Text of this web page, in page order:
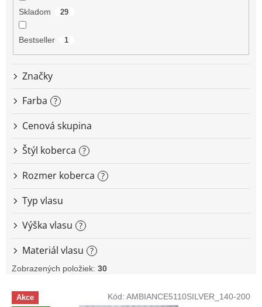
Skladom 29
Bestseller 1
Značky
Farba
?
Cenová skupina
Štýl koberca
?
Rozmer koberca ?
Typ vlasu
Výška vlasu
?
Materiál vlasu ?
Zobrazených položiek: 30
V Akce
Kód: AMBIANCE5110SILVER_140-200